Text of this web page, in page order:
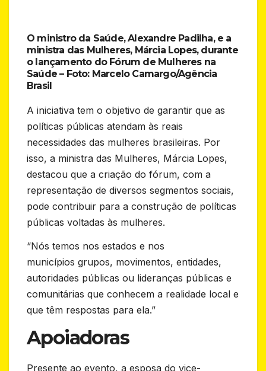
O ministro da Saúde, Alexandre Padilha, e a
ministra das Mulheres, Márcia Lopes, durante
o lançamento do Fórum de Mulheres na
Saúde – Foto: Marcelo Camargo/Agência
Brasil
A iniciativa tem o objetivo de garantir que as
políticas públicas atendam às reais
necessidades das mulheres brasileiras. Por
isso, a ministra das Mulheres, Márcia Lopes,
destacou que a criação do fórum, com a
representação de diversos segmentos sociais,
pode contribuir para a construção de políticas
públicas voltadas às mulheres.
“Nós temos nos estados e nos
municípios grupos, movimentos, entidades,
autoridades públicas ou lideranças públicas e
comunitárias que conhecem a realidade local e
que têm respostas para ela.”
Apoiadoras
Presente ao evento, a esposa do vice-